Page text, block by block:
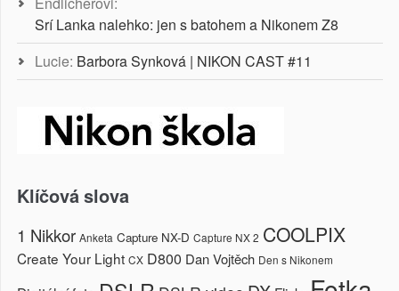
Srí Lanka nalehko: jen s batohem a Nikonem Z8
Lucie: Barbora Synková | NIKON CAST #11
Klíčová slova
1 Nikkor Anketa Capture NX-D Capture NX 2 COOLPIX
Create Your Light CX D800 Dan Vojtěch Den s Nikonem